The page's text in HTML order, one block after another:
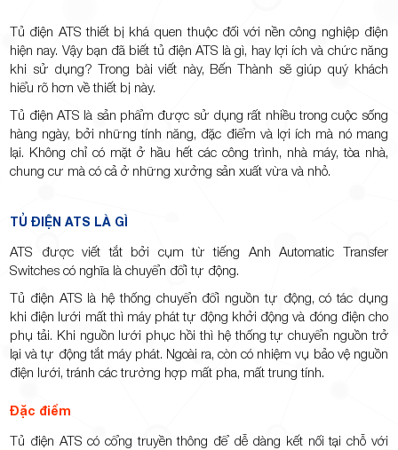
Tủ điện ATS thiết bị khá quen thuộc đối với nền công nghiệp điện
hiện nay. Vậy bạn đã biết tủ điện ATS là gì, hay lợi ích và chức năng
khi sử dụng? Trong bài viết này, Bến Thành sẽ giúp quý khách
hiểu rõ hơn về thiết bị này.
Tủ điện ATS là sản phẩm được sử dụng rất nhiều trong cuộc sống
hàng ngày, bởi những tính năng, đặc điểm và lợi ích mà nó mang
lại. Không chỉ có mặt ở hầu hết các công trình, nhà máy, tòa nhà,
chung cư mà có cả ở những xưởng sản xuất vừa và nhỏ.
TỦ ĐIỆN ATS LÀ GÌ
ATS được viết tắt bởi cụm từ tiếng Anh Automatic Transfer
Switches có nghĩa là chuyển đổi tự động.
Tủ điện ATS là hệ thống chuyển đổi nguồn tự động, có tác dụng
khi điện lưới mất thì máy phát tự động khởi động và đóng điện cho
phụ tải. Khi nguồn lưới phục hồi thì hệ thống tự chuyển nguồn trở
lại và tự động tắt máy phát. Ngoài ra, còn có nhiệm vụ bảo vệ nguồn
điện lưới, tránh các trường hợp mất pha, mất trung tính.
Đặc điểm
Tủ điện ATS có cổng truyền thông để dễ dàng kết nối tại chỗ với